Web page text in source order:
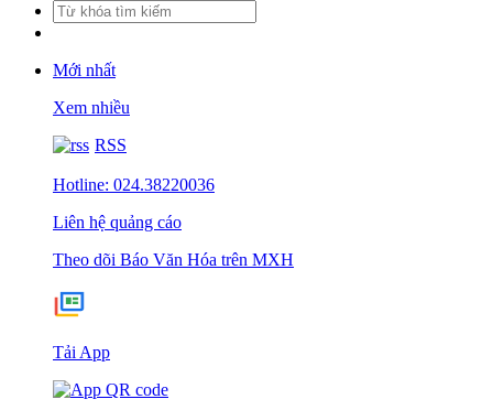
Mới nhất
Xem nhiều
RSS
Hotline: 024.38220036
Liên hệ quảng cáo
Theo dõi Báo Văn Hóa trên MXH
Tải App